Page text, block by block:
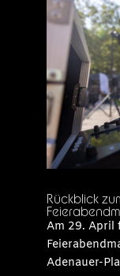
Rückblick
Am 29. April
Adenauer-